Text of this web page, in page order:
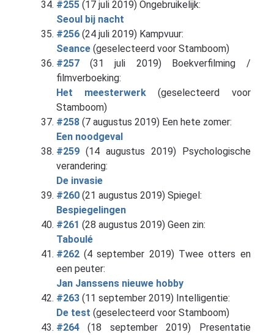
#255(17 juli 2019) Ongebruikelijk:
Seoul bij nacht
#256(24 juli 2019) Kampvuur:
Seance(geselecteerd voor Stamboom)
#257(31 juli 2019) Boekverfilming /
filmverboeking:
Het meesterwerk(geselecteerd voor
Stamboom)
#258(7 augustus 2019) Een hete zomer:
Een noodgeval
#259(14 augustus 2019) Psychologische
verandering:
De invasie
#260(21 augustus 2019) Spiegel:
Bespiegelingen
#261 (28 augustus 2019) Geen zin:
Taboulé
#262(4 september 2019) Twee otters en
een peuter:
Jan Janssens nieuwe hobby
#263(11 september 2019) Intelligentie:
De test (geselecteerd voor Stamboom)
#264(18 september 2019) Presentatie